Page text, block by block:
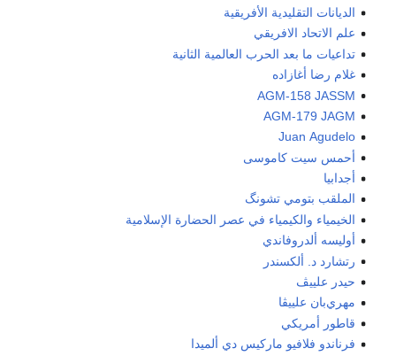
الديانات التقليدية الأفريقية
علم الاتحاد الافريقي
تداعيات ما بعد الحرب العالمية الثانية
غلام رضا أغازاده
AGM-158 JASSM
AGM-179 JAGM
Juan Agudelo
أحمس سيت كاموسى
أجدابيا
الملقب بتومي تشونگ
الخيمياء والكيمياء في عصر الحضارة الإسلامية
أوليسه ألدروفاندي
رتشارد د. ألكسندر
حيدر علييڤ
مهري‌بان علييڤا
قاطور أمريكي
فرناندو فلافيو ماركيس دي ألميدا